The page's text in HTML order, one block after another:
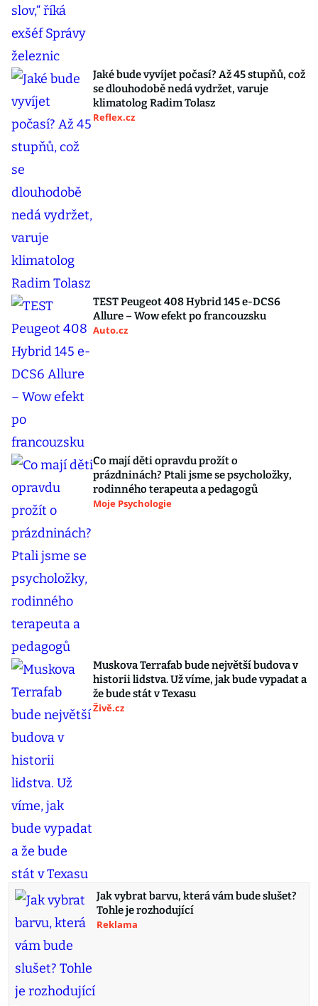
Jaké bude vyvíjet počasí? Až 45 stupňů, což
se dlouhodobě nedá vydržet, varuje
klimatolog Radim Tolasz
Reflex.cz
TEST Peugeot 408 Hybrid 145 e-DCS6
Allure – Wow efekt po francouzsku
Auto.cz
Co mají děti opravdu prožít o
prázdninách? Ptali jsme se psycholožky,
rodinného terapeuta a pedagogů
Moje Psychologie
Muskova Terrafab bude největší budova v
historii lidstva. Už víme, jak bude vypadat a
že bude stát v Texasu
Živě.cz
Jak vybrat barvu, která vám bude slušet?
Tohle je rozhodující
Reklama